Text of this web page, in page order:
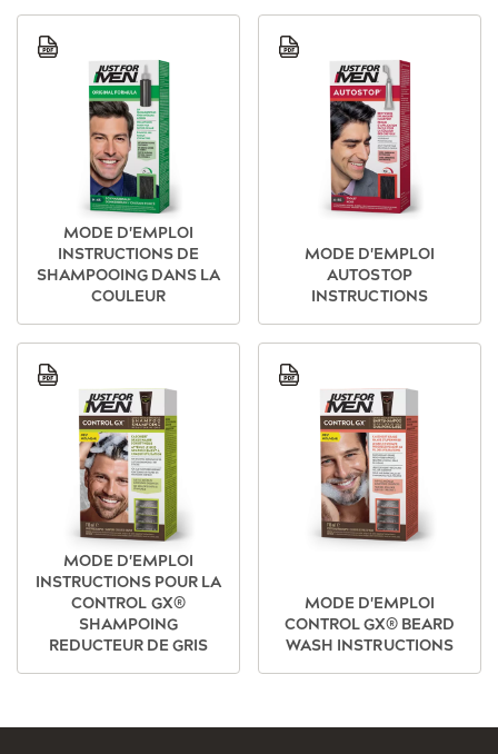
Image
MODE D'EMPLOI
INSTRUCTIONS DE
SHAMPOOING DANS LA
COULEUR
Image
MODE D'EMPLOI
AUTOSTOP
INSTRUCTIONS
Image
MODE D'EMPLOI
INSTRUCTIONS POUR LA
CONTROL GX®
SHAMPOING
REDUCTEUR DE GRIS
Image
MODE D'EMPLOI
CONTROL GX® BEARD
WASH INSTRUCTIONS